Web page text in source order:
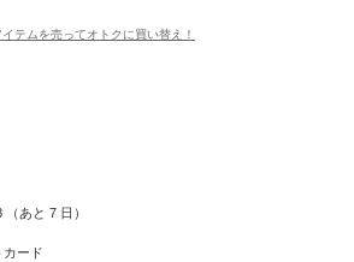
テムを売ってオトクに買い替え！
（あと 7 日）
カード